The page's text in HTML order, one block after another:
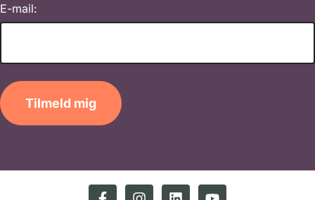
E-mail:
Tilmeld mig